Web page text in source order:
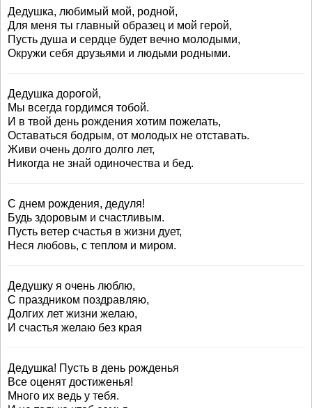
Дедушка, любимый мой, родной,
Для меня ты главный образец и мой герой,
Пусть душа и сердце будет вечно молодыми,
Окружи себя друзьями и людьми родными.
Дедушка дорогой,
Мы всегда гордимся тобой.
И в твой день рождения хотим пожелать,
Оставаться бодрым, от молодых не отставать.
Живи очень долго долго лет,
Никогда не знай одиночества и бед.
С днем рождения, дедуля!
Будь здоровым и счастливым.
Пусть ветер счастья в жизни дует,
Неся любовь, с теплом и миром.
Дедушку я очень люблю,
С праздником поздравляю,
Долгих лет жизни желаю,
И счастья желаю без края
Дедушка! Пусть в день рожденья
Все оценят достиженья!
Много их ведь у тебя.